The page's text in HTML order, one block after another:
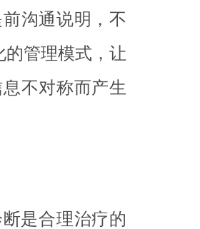
沟通说明，不
的管理模式，让
不对称而产生
是合理治疗的